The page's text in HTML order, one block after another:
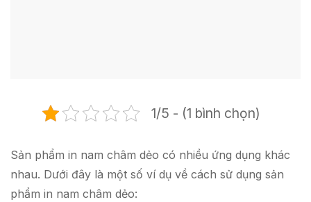
1/5 - (1 bình chọn)
Sản phẩm in nam châm dẻo có nhiều ứng dụng khác
nhau. Dưới đây là một số ví dụ về cách sử dụng sản
phẩm in nam châm dẻo: